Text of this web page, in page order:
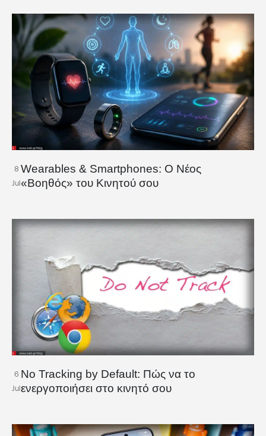
8
Jul
Wearables & Smartphones: Ο Νέος
«Βοηθός» του Κινητού σου
6
Jul
No Tracking by Default: Πώς να το
ενεργοποιήσει στο κινητό σου